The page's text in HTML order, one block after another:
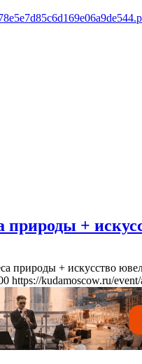
+
природы + искусство
https://kudamoscow.ru/